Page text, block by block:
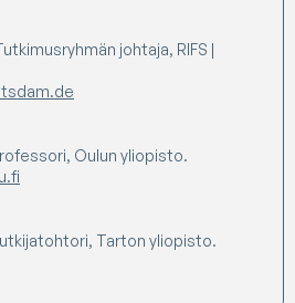
johtaja, RIFS |
Oulun yliopisto.
Tarton yliopisto.